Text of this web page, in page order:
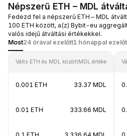
Népszerű ETH – MDL
Fedezd fel a népszerű ETH – MDL
100 ETH között, a(z) Bybit-eu
valós idejű átváltási értékekkel.
Most24 órával ezelőtt1 hónappal
Válts ETH és MDL közöttMDL értéke
0.001 ETH 33.37 MDL
0.01 ETH 333.66 MDL
0.1 ETH 3,336.64 MDL